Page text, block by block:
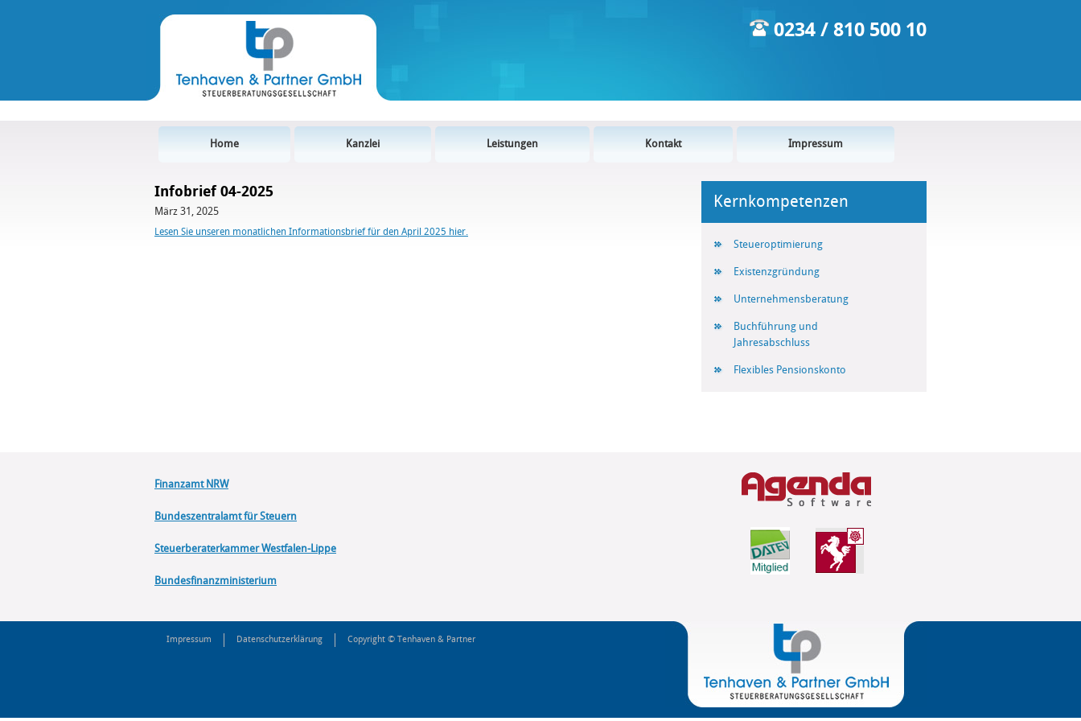
0234 / 810 500 10
Home Kanzlei Leistungen Kontakt Impressum
Infobrief 04-2025
März 31, 2025
Lesen Sie unseren monatlichen Informationsbrief für den April 2025 hier.
Kernkompetenzen
Steueroptimierung
Existenzgründung
Unternehmensberatung
Buchführung und
Jahresabschluss
Flexibles Pensionskonto
Finanzamt NRW
Bundeszentralamt für Steuern
Steuerberaterkammer Westfalen-Lippe
Bundesfinanzministerium
Impressum Datenschutzerklärung Copyright © Tenhaven & Partner